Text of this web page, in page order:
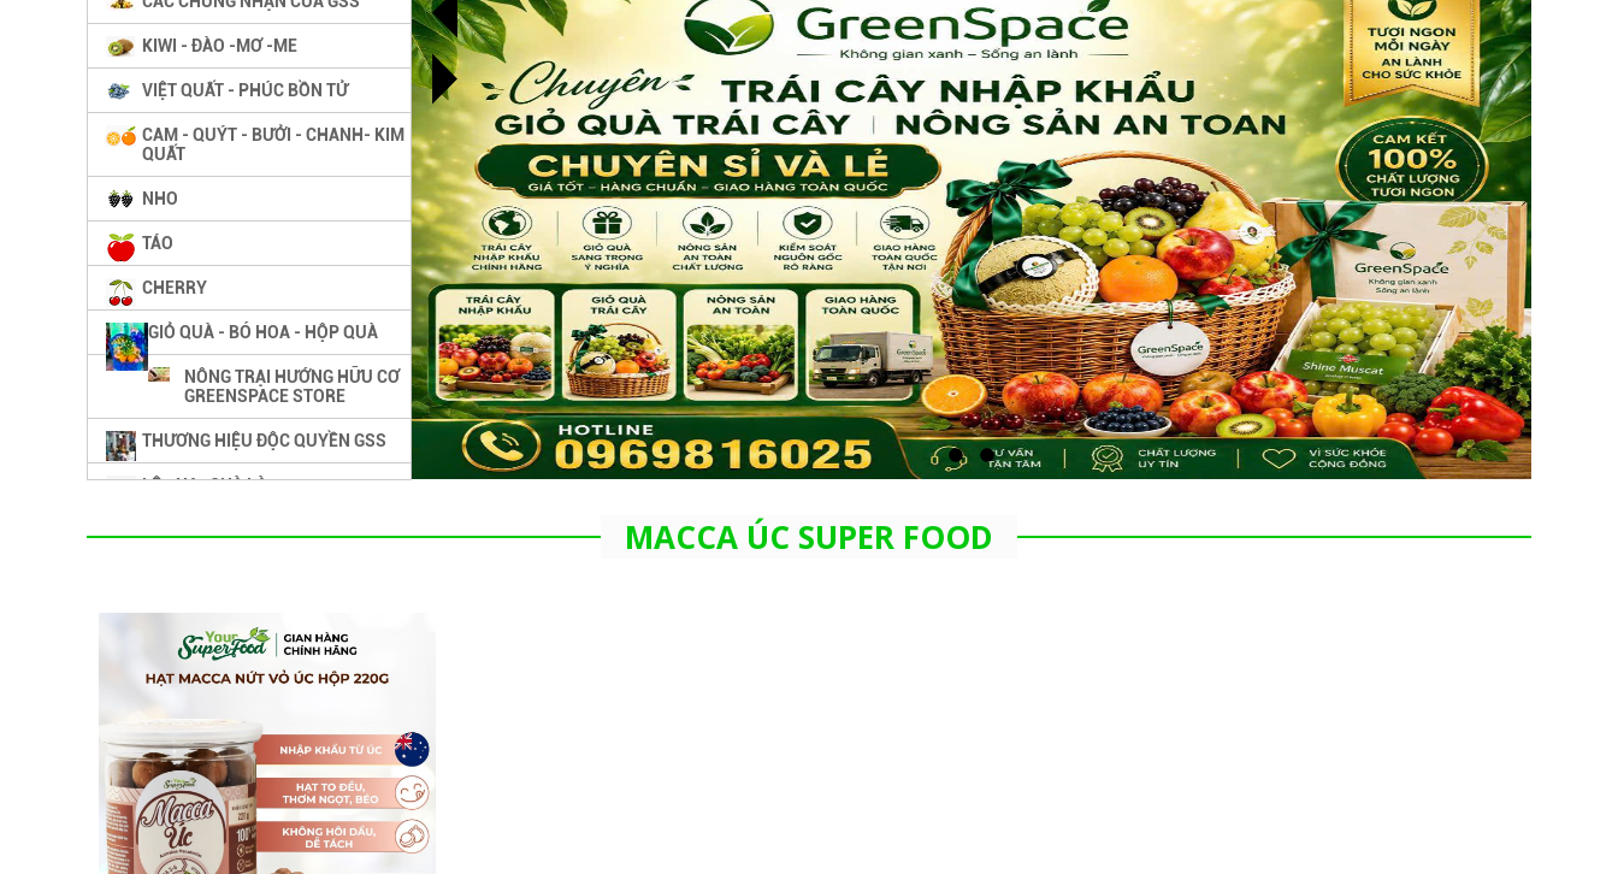
KIWI - ĐÀO -MƠ -ME
VIỆT QUẤT - PHÚC BỒN TỬ
CAM - QUÝT - BƯỞI - CHANH- KIM
QUẤT
NHO
TÁO
CHERRY
GIỎ QUÀ - BÓ HOA - HỘP QUÀ
NÔNG TRẠI HƯỚNG HỮU CƠ
GREENSPACE STORE
THƯƠNG HIỆU ĐỘC QUYỀN GSS
LÊ - NA -CHÀ LÀ
LỰU - BƠ
TRÁI CÂY SẤY KHÔ - KẸO - BÁNH
RAU CỦ ORGANIC
RƯỢU TRÁI CÂY - RƯỢU VANG
NƯỚC ÉP - TÁO LẮC MUỐI
MACCA ÚC SUPER FOOD